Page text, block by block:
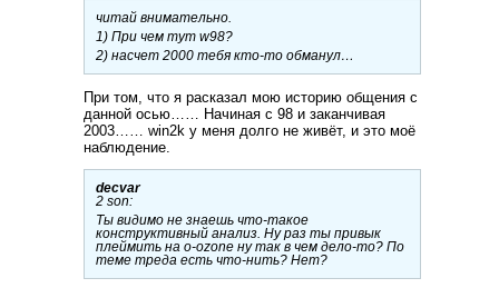
читай внимательно.
1) При чем тут w98?
2) насчет 2000 тебя кто-то обманул…
При том, что я расказал мою историю общения с
данной осью…… Начиная с 98 и заканчивая
2003…… win2k у меня долго не живёт, и это моё
наблюдение.
decvar
2 son:
Ты видимо не знаешь что-такое
конструктивный анализ. Ну раз ты привык
плеймить на o-ozone ну так в чем дело-то? По
теме треда есть что-нить? Нет?